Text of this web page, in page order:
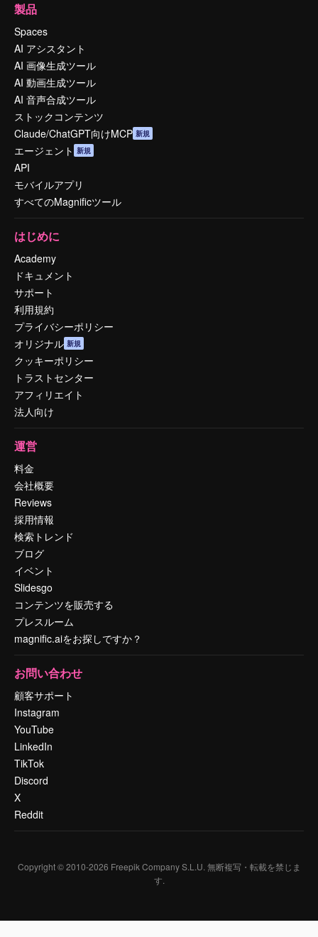
製品
Spaces
AI アシスタント
AI 画像生成ツール
AI 動画生成ツール
AI 音声合成ツール
ストックコンテンツ
Claude/ChatGPT向けMCP 新規
エージェント 新規
API
モバイルアプリ
すべてのMagnificツール
はじめに
Academy
ドキュメント
サポート
利用規約
プライバシーポリシー
オリジナル 新規
クッキーポリシー
トラストセンター
アフィリエイト
法人向け
運営
料金
会社概要
Reviews
採用情報
検索トレンド
ブログ
イベント
Slidesgo
コンテンツを販売する
プレスルーム
magnific.aiをお探しですか？
お問い合わせ
顧客サポート
Instagram
YouTube
LinkedIn
TikTok
Discord
X
Reddit
Copyright © 2010-2026 Freepik Company S.L.U. 無断複写・転載を禁じま
す.